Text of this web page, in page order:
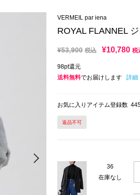
VERMEIL par iena
ROYAL FLANNEL
¥53,900 税込 ¥10,780 税
98pt還元
送料無料でお届けします 詳細
お気に入りアイテム登録数
返品不可
36
在庫なし